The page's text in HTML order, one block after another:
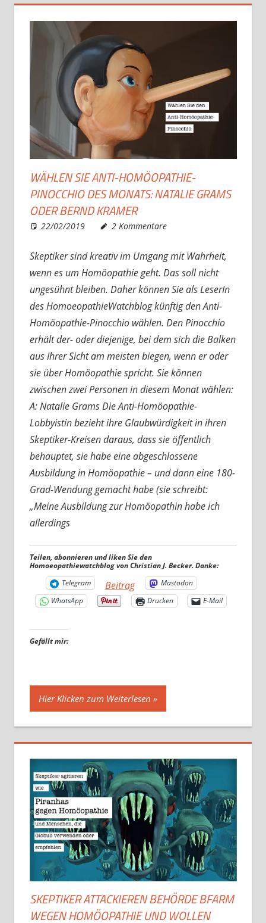
WÄHLEN SIE ANTI-HOMÖOPATHIE-
PINOCCHIO DES MONATS: NATALIE GRAMS
ODER BERND KRAMER
22/02/2019 Christian J. Becker
Uncategorized
2 Kommentare
Skeptiker sind kreativ im Umgang mit Wahrheit,
wenn es um Homöopathie geht. Das soll nicht
ungesühnt bleiben. Daher können Sie als LeserIn
des HomoeopathieWatchblog künftig den Anti-
Homöopathie-Pinocchio wählen. Den Pinocchio
erhält der- oder diejenige, bei dem sich die Balken
aus Ihrer Sicht am meisten biegen, wenn er oder
sie über Homöopathie spricht. Sie können
zwischen zwei Personen in diesem Monat wählen:
A: Natalie Grams Die Anti-Homöopathie-
Lobbyistin bezieht ihre Glaubwürdigkeit in ihren
Skeptiker-Kreisen daraus, dass sie öffentlich
behauptet, sie habe eine abgeschlossene
Ausbildung in Homöopathie – und dann eine 180-
Grad-Wendung gemacht habe (sie schreibt:
„Meine Ausbildung zur Homöopathin habe ich
allerdings
Teilen, abonnieren und liken Sie den
Homoeopathiewatchblog von Christian J. Becker. Danke:
Telegram
Beitrag
Mastodon
WhatsApp
Drucken E-Mail
Gefällt mir:
Hier Klicken zum Weiterlesen
SKEPTIKER ATTACKIEREN BEHÖRDE BFARM
WEGEN HOMÖOPATHIE UND WOLLEN